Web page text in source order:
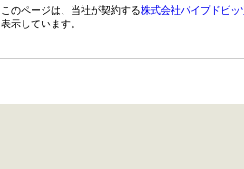
このページは、当社が契約する株式会社パイプドビッ
表示しています。